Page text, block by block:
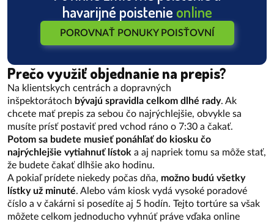
havarijné poistenie online
POROVNAŤ PONUKY POISŤOVNÍ
Prečo využiť objednanie na prepis?
Na klientskych centrách a dopravných
inšpektorátoch bývajú spravidla celkom dlhé rady. Ak
chcete mať prepis za sebou čo najrýchlejšie, obvykle sa
musíte prísť postaviť pred vchod ráno o 7:30 a čakať.
Potom sa budete musieť ponáhľať do kiosku čo
najrýchlejšie vytiahnuť lístok a aj napriek tomu sa môže stať,
že budete čakať dlhšie ako hodinu.
A pokiaľ prídete niekedy počas dňa, možno budú všetky
lístky už minuté. Alebo vám kiosk vydá vysoké poradové
číslo a v čakárni si posedíte aj 5 hodín. Tejto tortúre sa však
môžete celkom jednoducho vyhnúť práve vďaka online